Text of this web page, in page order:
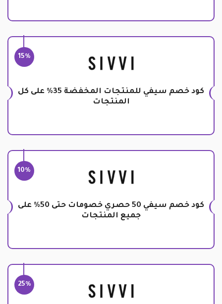
15%
كود خصم سيفي للمنتجات المخفضة 35% على كل
المنتجات
10%
كود خصم سيفي 50 حصري خصومات حتى 50% على
جميع المنتجات
25%